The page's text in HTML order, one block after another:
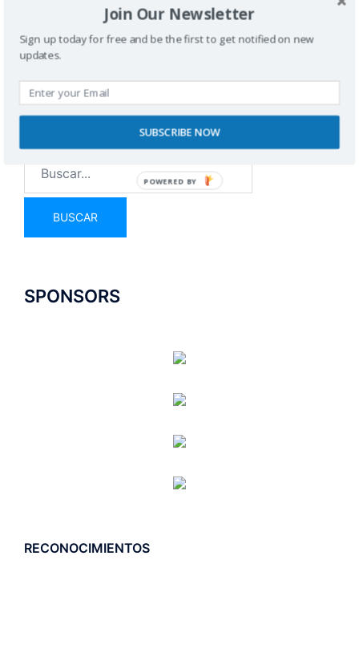
Buscador
SPONSORS
RECONOCIMIENTOS
Join Our Newsletter
Sign up today for free and be the first to get notified on new
updates.
SUBSCRIBE NOW
POWERED BY